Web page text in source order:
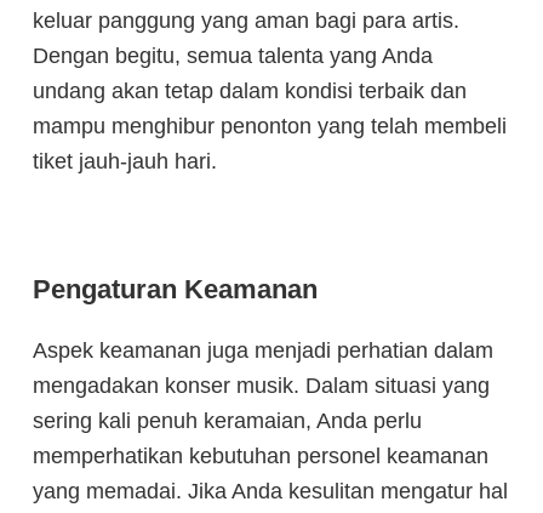
keluar panggung yang aman bagi para artis.
Dengan begitu, semua talenta yang Anda
undang akan tetap dalam kondisi terbaik dan
mampu menghibur penonton yang telah membeli
tiket jauh-jauh hari.
Pengaturan Keamanan
Aspek keamanan juga menjadi perhatian dalam
mengadakan konser musik. Dalam situasi yang
sering kali penuh keramaian, Anda perlu
memperhatikan kebutuhan personel keamanan
yang memadai. Jika Anda kesulitan mengatur hal